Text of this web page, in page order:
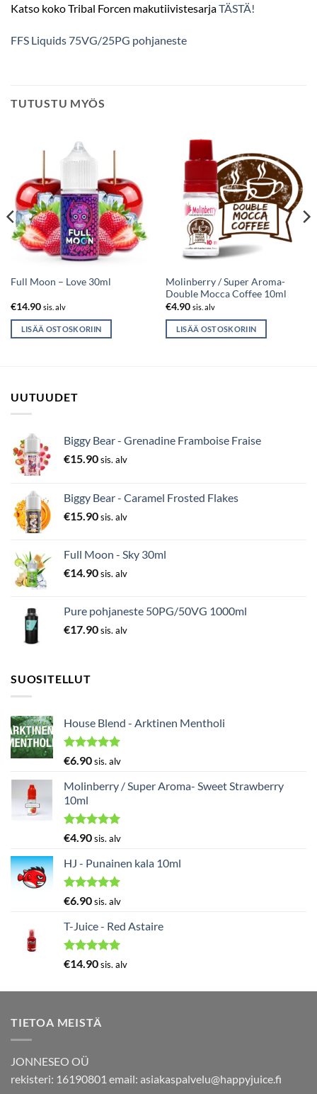
Katso koko Tribal Forcen makutiivistesarjaTÄSTÄ!
FFS Liquids 75VG/25PG pohjaneste
TUTUSTU MYÖS
Full Moon – Love 30ml
€14.90 sis. alv
LISÄÄ OSTOSKORIIN
Molinberry / Super Aroma-
Double Mocca Coffee 10ml
€4.90 sis. alv
LISÄÄ OSTOSKORIIN
UUTUUDET
Biggy Bear - Grenadine Framboise Fraise
€15.90sis. alv
Biggy Bear - Caramel Frosted Flakes
€15.90sis. alv
Full Moon - Sky 30ml
€14.90sis. alv
Pure pohjaneste 50PG/50VG 1000ml
€17.90sis. alv
SUOSITELLUT
House Blend - Arktinen Mentholi
Arvostelu
5.00/ 5
€6.90sis. alv
Molinberry / Super Aroma- Sweet Strawberry
10ml
Arvostelu
5.00
/ 5
€4.90sis. alv
HJ - Punainen kala 10ml
Arvostelu
5.00
/ 5
€6.90sis. alv
T-Juice - Red Astaire
Arvostelu
€14.90sis. alv
TIETOA MEISTÄ
JONNESEO OÜ
rekisteri: 16190801 email: asiakaspalvelu@happyjuice.fi